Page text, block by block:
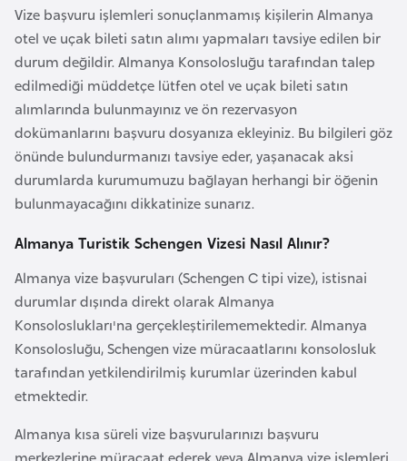
Vize başvuru işlemleri sonuçlanmamış kişilerin Almanya
otel ve uçak bileti satın alımı yapmaları tavsiye edilen bir
durum değildir. Almanya Konsolosluğu tarafından talep
edilmediği müddetçe lütfen otel ve uçak bileti satın
alımlarında bulunmayınız ve ön rezervasyon
dokümanlarını başvuru dosyanıza ekleyiniz. Bu bilgileri göz
önünde bulundurmanızı tavsiye eder, yaşanacak aksi
durumlarda kurumumuzu bağlayan herhangi bir öğenin
bulunmayacağını dikkatinize sunarız.
Almanya Turistik Schengen Vizesi Nasıl Alınır?
Almanya vize başvuruları (Schengen C tipi vize), istisnai
durumlar dışında direkt olarak Almanya
Konsoloslukları'na gerçekleştirilememektedir. Almanya
Konsolosluğu, Schengen vize müracaatlarını konsolosluk
tarafından yetkilendirilmiş kurumlar üzerinden kabul
etmektedir.
Almanya kısa süreli vize başvurularınızı başvuru
H
ı
r
v
a
t
i
s
t
n
H
o
l
l
a
d